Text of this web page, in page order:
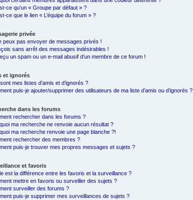
ce qu’un « Groupe par défaut » ?
ce que le lien « L’équipe du forum » ?
privée
peux pas envoyer de messages privés !
sans arrêt des messages indésirables !
un spam ou un e-mail abusif d’un membre de ce forum !
et ignorés
mes listes d’amis et d’ignorés ?
puis-je ajouter/supprimer des utilisateurs de ma liste d’amis ou d’ignorés ?
dans les forums
rechercher dans les forums ?
ma recherche ne renvoie aucun résultat ?
ma recherche renvoie une page blanche ?!
rechercher des membres ?
puis-je trouver mes propres messages et sujets ?
et favoris
est la différence entre les favoris et la surveillance ?
mettre en favoris ou surveiller des sujets ?
surveiller des forums ?
puis-je supprimer mes surveillances de sujets ?